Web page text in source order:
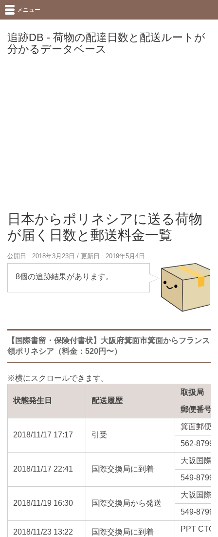
追跡DB - 荷物の配達日数と配送ルートが
分かるデータベース
メニュー
日本からポリネシアに送る荷物
が届く日数と郵送料金一覧
公開日 : 2018年3月23日 / 更新日 : 2019年5月4日
8個の追跡結果があります。
【国際書留・保険付書状】大阪府箕面市箕面からフランス
領ポリネシア（料金：520円〜）
状態発生日 配送履歴
取扱局
郵便番号
2018/11/17 17:17 引受
箕面郵便
562-8799
2018/11/17 22:41 国際交換局に到着
大阪国際
549-8799
2018/11/19 16:30 国際交換局から発送
大阪国際
549-8799
2018/11/23 13:22 国際交換局に到着 PPT CTC